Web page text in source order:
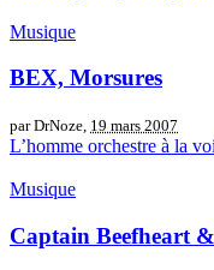
Musique
BEX, Morsures
par DrNoze, 19 mars 2007
L’homme orchestre à la
Musique
Captain Beefheart